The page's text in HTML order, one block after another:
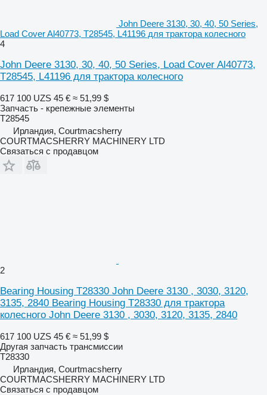
John Deere 3130, 30, 40, 50 Series,
Load Cover Al40773, T28545, L41196 для трактора колесного
4
John Deere 3130, 30, 40, 50 Series, Load Cover Al40773,
T28545, L41196 для трактора колесного
617 100 UZS 45 € ≈ 51,99 $
Запчасть - крепежные элементы
T28545
Ирландия, Courtmacsherry
COURTMACSHERRY MACHINERY LTD
Связаться с продавцом
2
Bearing Housing T28330 John Deere 3130 , 3030, 3120,
3135, 2840 Bearing Housing T28330 для трактора
колесного John Deere 3130 , 3030, 3120, 3135, 2840
617 100 UZS 45 € ≈ 51,99 $
Другая запчасть трансмиссии
T28330
Ирландия, Courtmacsherry
COURTMACSHERRY MACHINERY LTD
Связаться с продавцом